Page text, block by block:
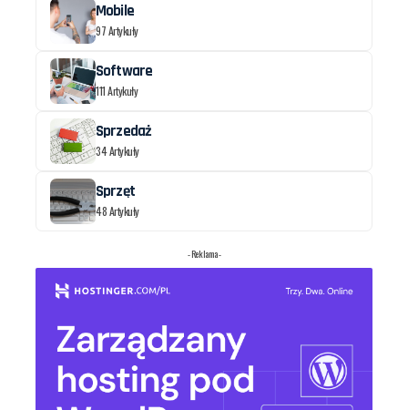
Mobile
97 Artykuły
Software
111 Artykuły
Sprzedaż
34 Artykuły
Sprzęt
48 Artykuły
- Reklama -